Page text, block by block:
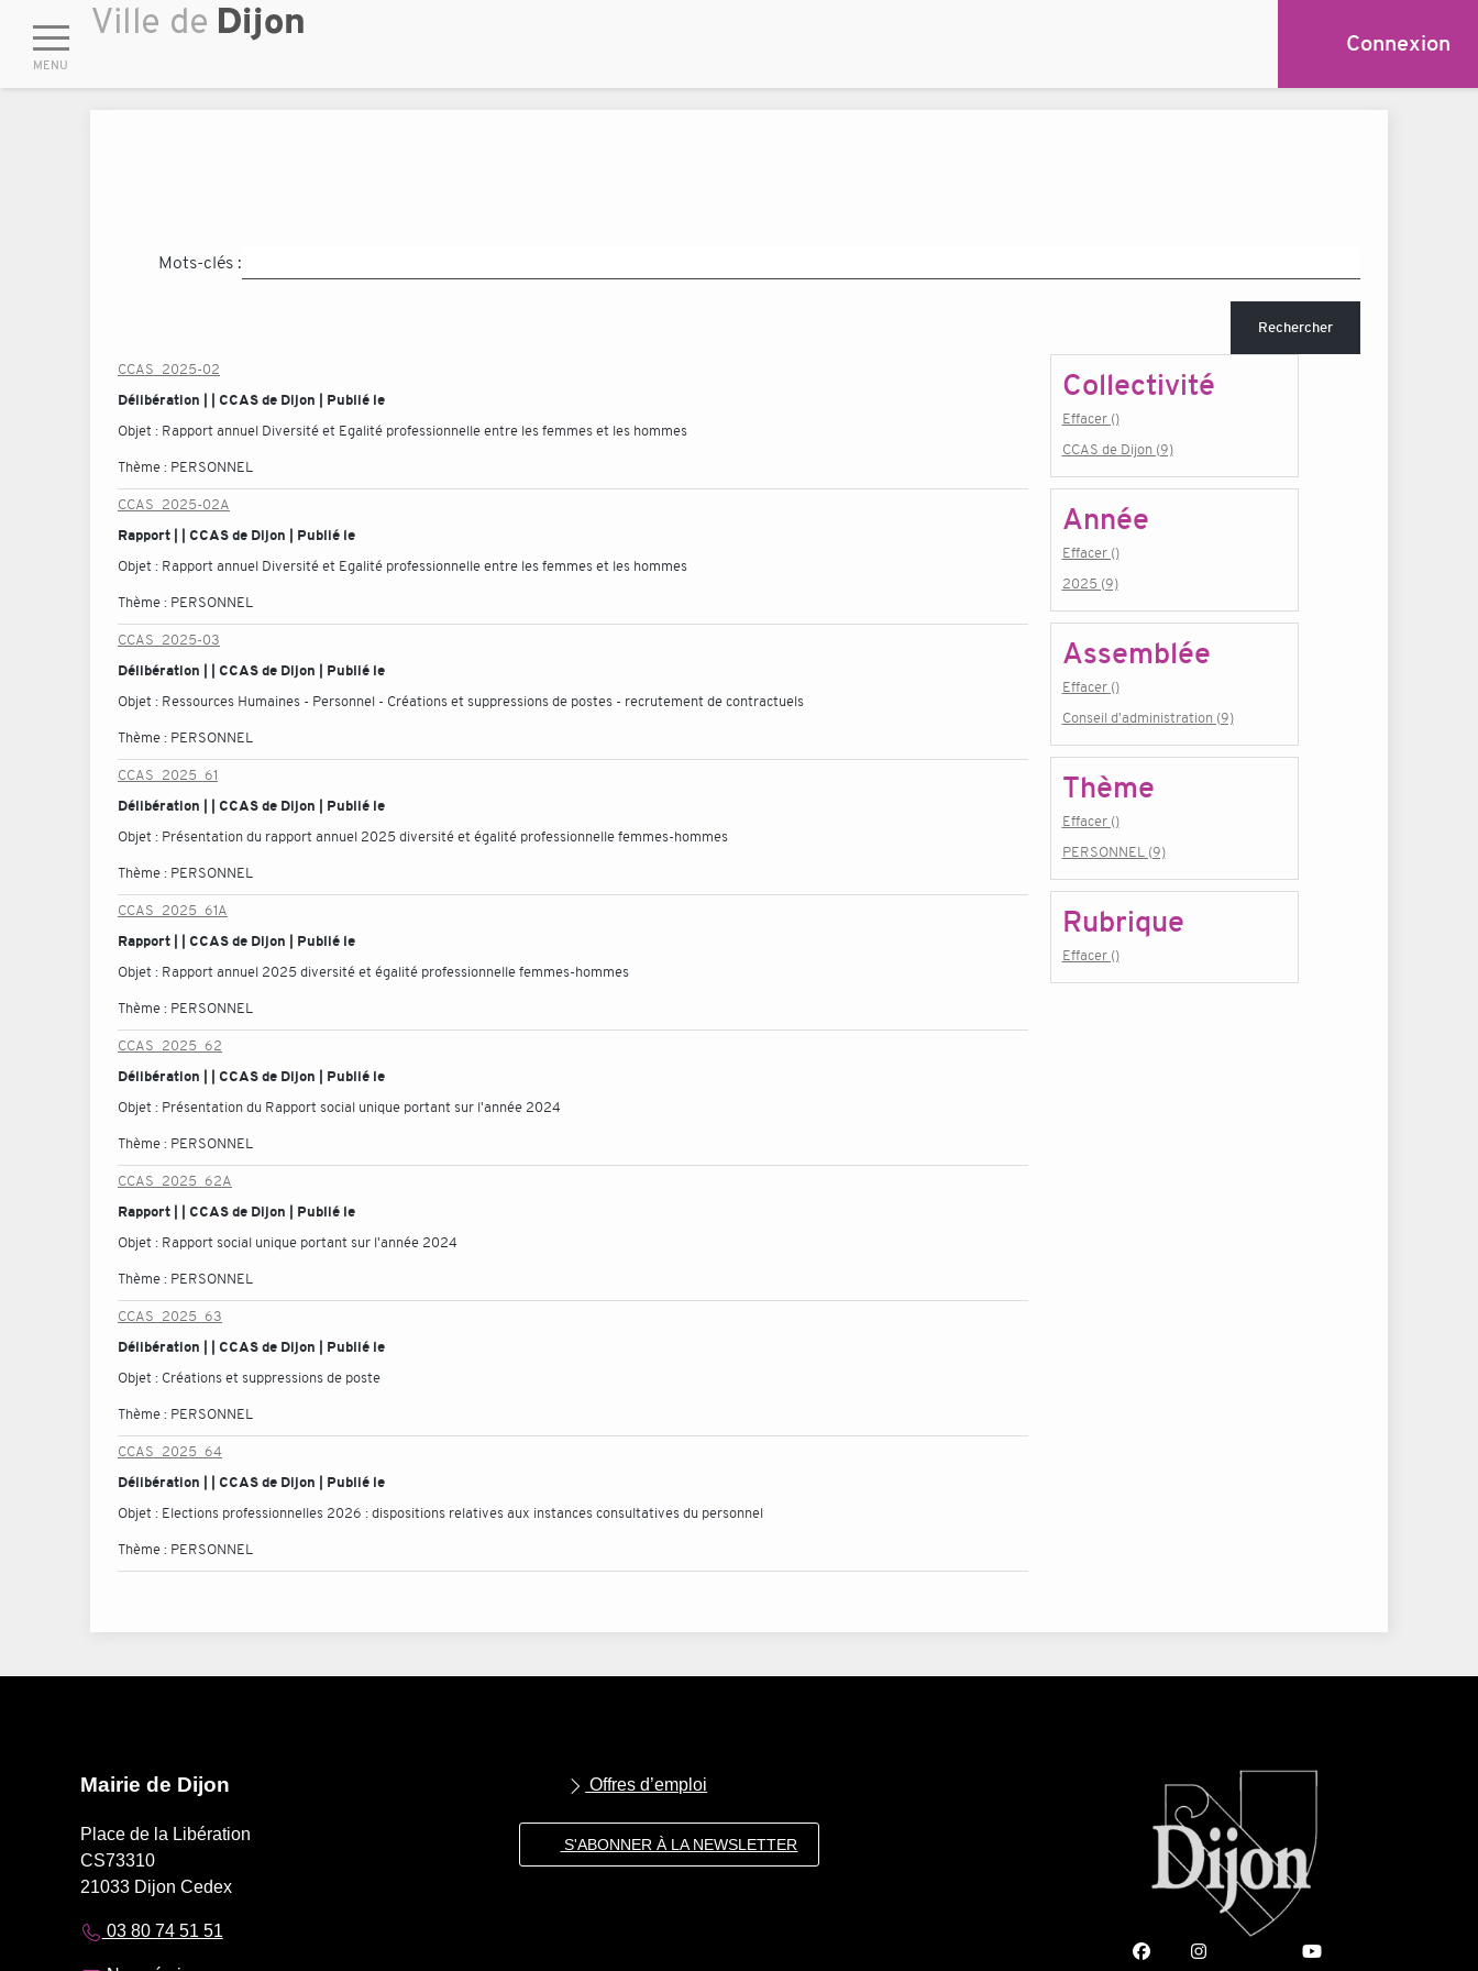
Connexion
Mots-clés :
Rechercher
CCAS_2025-02
Délibération | | CCAS de Dijon | Publié le
Objet : Rapport annuel Diversité et Egalité professionnelle entre les femmes et les hommes
Thème : PERSONNEL
CCAS_2025-02A
Rapport | | CCAS de Dijon | Publié le
Objet : Rapport annuel Diversité et Egalité professionnelle entre les femmes et les hommes
Thème : PERSONNEL
CCAS_2025-03
Délibération | | CCAS de Dijon | Publié le
Objet : Ressources Humaines - Personnel - Créations et suppressions de postes - recrutement de contractuels
Thème : PERSONNEL
CCAS_2025_61
Délibération | | CCAS de Dijon | Publié le
Objet : Présentation du rapport annuel 2025 diversité et égalité professionnelle femmes-hommes
Thème : PERSONNEL
CCAS_2025_61A
Rapport | | CCAS de Dijon | Publié le
Objet : Rapport annuel 2025 diversité et égalité professionnelle femmes-hommes
Thème : PERSONNEL
CCAS_2025_62
Délibération | | CCAS de Dijon | Publié le
Objet : Présentation du Rapport social unique portant sur l'année 2024
Thème : PERSONNEL
CCAS_2025_62A
Rapport | | CCAS de Dijon | Publié le
Objet : Rapport social unique portant sur l'année 2024
Thème : PERSONNEL
CCAS_2025_63
Délibération | | CCAS de Dijon | Publié le
Objet : Créations et suppressions de poste
Thème : PERSONNEL
CCAS_2025_64
Délibération | | CCAS de Dijon | Publié le
Objet : Elections professionnelles 2026 : dispositions relatives aux instances consultatives du personnel
Thème : PERSONNEL
Collectivité
Effacer ()
CCAS de Dijon (9)
Année
Effacer ()
2025 (9)
Assemblée
Effacer ()
Conseil d'administration (9)
Thème
Effacer ()
PERSONNEL (9)
Rubrique
Effacer ()
Mairie de Dijon
Place de la Libération
CS73310
21033 Dijon Cedex
03 80 74 51 51
Offres d’emploi
S'ABONNER À LA NEWSLETTER